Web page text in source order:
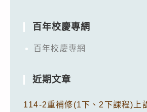
百年校慶專網
百年校慶專網
近期文章
114-2重補修(1下、2下課程)上